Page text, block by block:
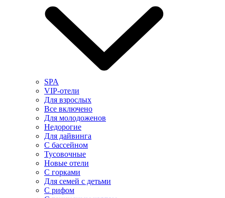
SPA
VIP-отели
Для взрослых
Все включено
Для молодоженов
Недорогие
Для дайвинга
С бассейном
Тусовочные
Новые отели
С горками
Для семей с детьми
С рифом